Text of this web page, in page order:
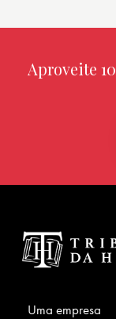
Aproveite 10
Uma empresa